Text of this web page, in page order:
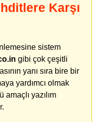
Karşı
sistem
gibi çok çeşitli
yanı sıra bire bir
yardımcı olmak
yazılım